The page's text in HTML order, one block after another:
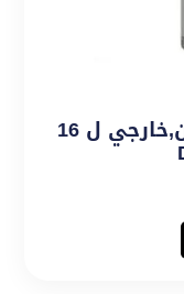
وحدة تليفون بوابة,دور فون,خارجي ل 16